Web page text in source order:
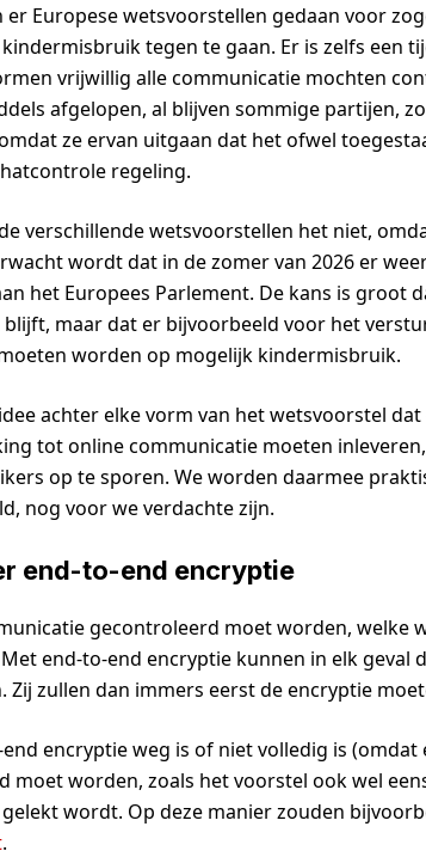
Europese wetsvoorstellen gedaan voor
tegen te gaan. Er is zelfs een
vrijwillig alle communicatie mochten
afgelopen, al blijven sommige partijen,
ze ervan uitgaan dat het ofwel
regeling.
verschillende wetsvoorstellen het niet,
wordt dat in de zomer van 2026 er
het Europees Parlement. De kans is groot
maar dat er bijvoorbeeld voor het
worden op mogelijk kindermisbruik.
achter elke vorm van het wetsvoorstel
tot online communicatie moeten
op te sporen. We worden daarmee
nog voor we verdachte zijn.
end-to-end encryptie
gecontroleerd moet worden, welke
end-to-end encryptie kunnen in elk geval
Zij zullen dan immers eerst de encryptie
encryptie weg is of niet volledig is (omdat
moet worden, zoals het voorstel ook wel
wordt. Op deze manier zouden
.